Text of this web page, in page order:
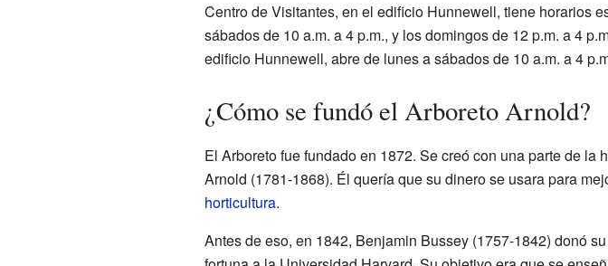
Centro de Visitantes, en el edificio Hunnewell, tiene horarios
sábados de 10 a.m. a 4 p.m., y los domingos de 12 p.m. a 4
edificio Hunnewell, abre de lunes a sábados de 10 a.m. a 4
¿Cómo se fundó el Arboreto Arnold?
El Arboreto fue fundado en 1872. Se creó con una parte de la
Arnold (1781-1868). Él quería que su dinero se usara para
horticultura.
Antes de eso, en 1842, Benjamin Bussey (1757-1842) donó